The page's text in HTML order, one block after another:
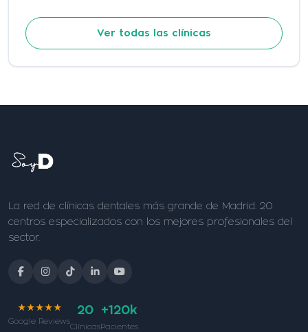
Ver todas las clínicas
La red de clínicas dentales más grande de Madrid. 20
centros especializados con los mejores profesionales del
sector.
★★★★★
Google Reviews
20
Clínicas
+120k
Pacientes